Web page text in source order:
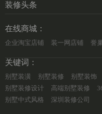
装修头条
在线商城：
企业淘宝店铺 装一网店铺 誉
关键词：
别墅装潢 别墅装修 别墅装饰
别墅装修设计
高端别墅装修
别墅中式风格
深圳装修公司